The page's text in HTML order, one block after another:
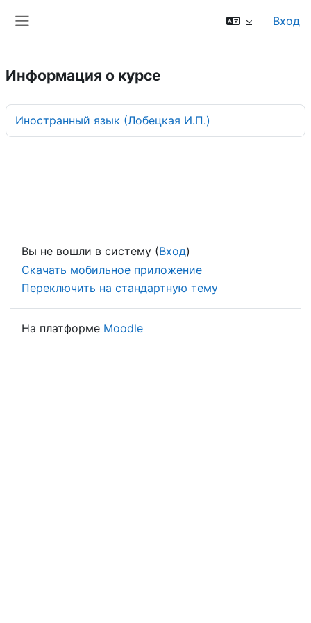
Вход
Информация о курсе
Иностранный язык (Лобецкая И.П.)
Вы не вошли в систему (Вход)
Скачать мобильное приложение
Переключить на стандартную тему
На платформе Moodle